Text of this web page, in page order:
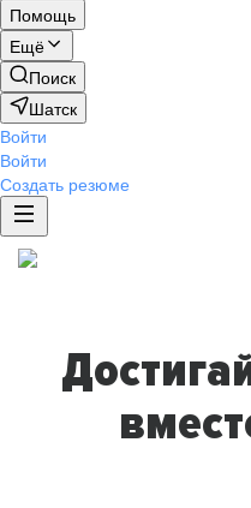
Помощь
Ещё
Поиск
Шатск
Войти
Войти
Создать резюме